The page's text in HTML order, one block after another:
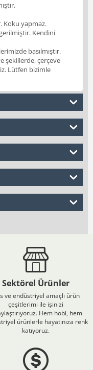
Koku yapmaz.
Kendini
basılmıştır.
şekillerde, çerçeve
Lütfen bizimle
Sektörel Ürünler
ve endüstriyel amaçlı ürün
çeşitlerimi ile işinizi
Hem hobi, hem
ürünlerle hayatınıza renk
katıyoruz.